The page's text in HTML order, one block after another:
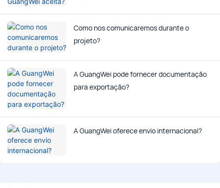
Como nos comunicaremos durante o
projeto?
A GuangWei pode fornecer documentação
para exportação?
A GuangWei oferece envio internacional?